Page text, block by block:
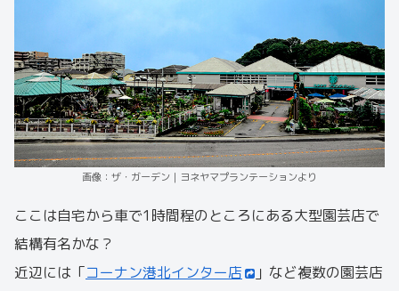
画像：ザ・ガーデン｜ヨネヤマプランテーションより
ここは自宅から車で1時間程のところにある大型園芸店で
結構有名かな？
近辺には「コーナン港北インター店
」など複数の園芸店